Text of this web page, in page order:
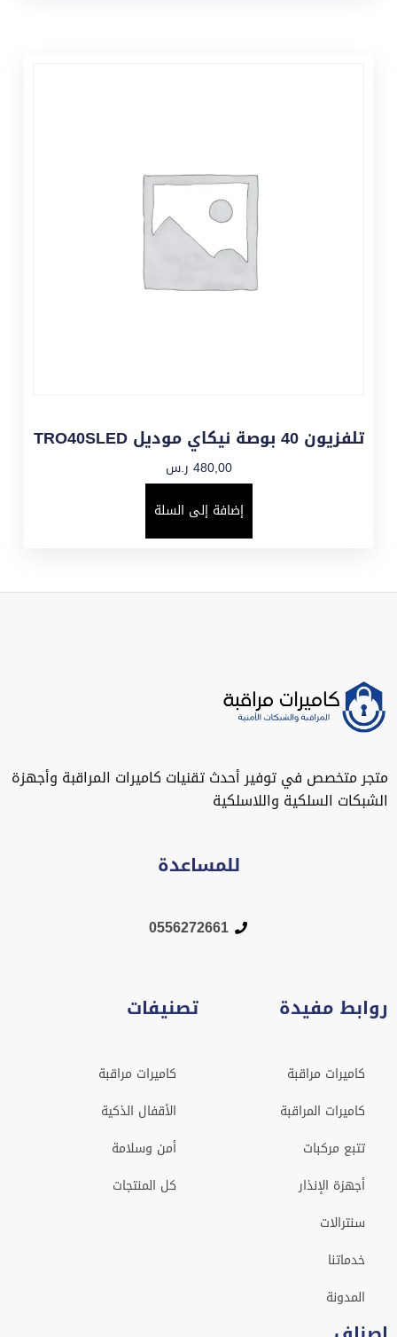
تلفزيون 40 بوصة نيكاي موديل TRO40SLED
480,00 ر.س
إضافة إلى السلة
متجر متخصص في توفير أحدث تقنيات كاميرات المراقبة وأجهزة
الشبكات السلكية واللاسلكية
للمساعدة
0556272661
روابط مفيدة
كاميرات مراقبة
كاميرات المراقبة
تتبع مركبات
أجهزة الإنذار
سنترالات
خدماتنا
المدونة
تصنيفات
كاميرات مراقبة
الأقفال الذكية
أمن وسلامة
كل المنتجات